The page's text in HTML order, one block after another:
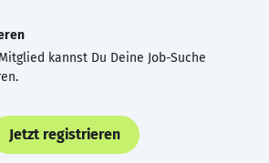
kannst Du Deine Job-Suche
Jetzt registrieren